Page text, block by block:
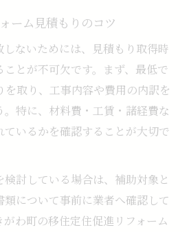
ーム見積もりのコツ
ないためには、見積もり取得時
とが不可欠です。まず、最低で
を取り、工事内容や費用の内訳を
特に、材料費・工賃・諸経費な
ているかを確認することが大切で
討している場合は、補助対象と
について事前に業者へ確認して
わ町の移住定住促進リフォーム